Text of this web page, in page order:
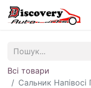
Всі товари
Сальник